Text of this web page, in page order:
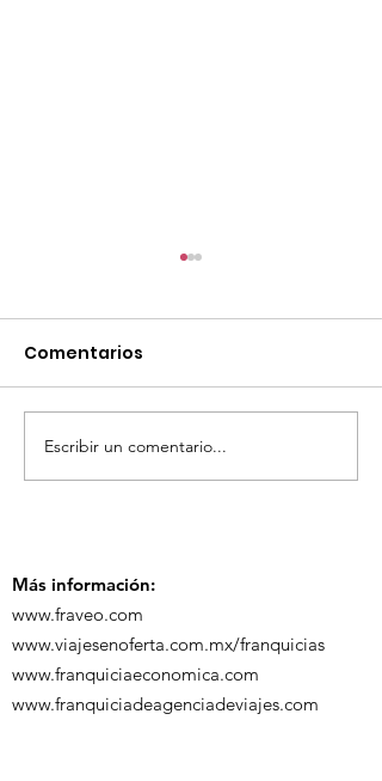
TourTravelynByFraveo
participó en la
Comentarios
Escribir un comentario...
Más información:
www.fraveo.com
www.viajesenoferta.com.mx/franquicias
www.franquiciaeconomica.com
www.franquiciadeagenciadeviajes.com